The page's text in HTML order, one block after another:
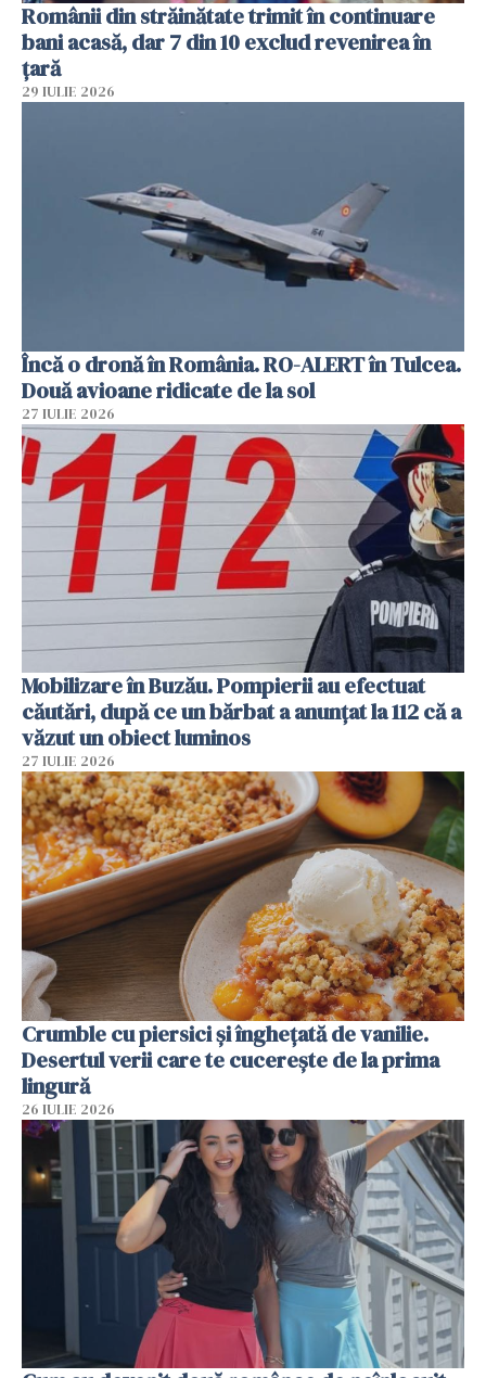
Românii din străinătate trimit în continuare
bani acasă, dar 7 din 10 exclud revenirea în
țară
29 IULIE 2026
Încă o dronă în România. RO-ALERT în Tulcea.
Două avioane ridicate de la sol
27 IULIE 2026
Mobilizare în Buzău. Pompierii au efectuat
căutări, după ce un bărbat a anunțat la 112 că a
văzut un obiect luminos
27 IULIE 2026
Crumble cu piersici și înghețată de vanilie.
Desertul verii care te cucerește de la prima
lingură
26 IULIE 2026